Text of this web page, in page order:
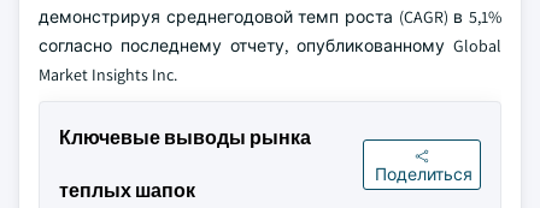
демонстрируя среднегодовой темп роста (CAGR) в 5,1%
согласно последнему отчету, опубликованному Global
Market Insights Inc.
Ключевые выводы рынка
теплых шапок
Поделиться